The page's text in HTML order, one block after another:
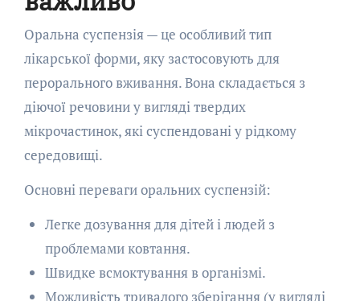
Оральна суспензія — це особливий тип
лікарської форми, яку застосовують для
перорального вживання. Вона складається з
діючої речовини у вигляді твердих
мікрочастинок, які суспендовані у рідкому
середовищі.
Основні переваги оральних суспензій:
Легке дозування для дітей і людей з
проблемами ковтання.
Швидке всмоктування в організмі.
Можливість тривалого зберігання (у вигляді